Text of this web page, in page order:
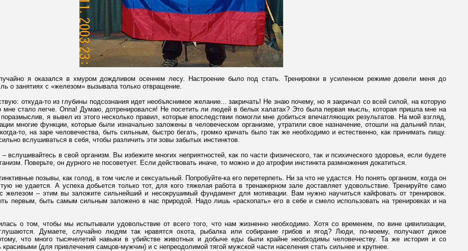
я оказался в хмуром дождливом осеннем лесу. Настроение было под стать. Тренировки в усиленном режиме довели меня до
о занятиях с «железом» вызывала только отвращение.
откуда-то из глубины подсознания идет необъяснимое желание... закричать! Не знаю почему, но я закричал со всей силой, на которую
мне стало легче. Оппа! Думаю, дотренировался! Не посетить ли людей в белых халатах? Это была первая мысль, которая пришла мне на
я вывел из этого несколько правил, которые впоследствии помогли мне добиться впечатляющих результатов. На мой взгляд,
многие функции, которые были изначально заложены в человеческом организме, утратили свое назначение, отошли на дальний план,
то, на заре человечества, быть сильным, быстро бегать, громко кричать было так же необходимо и естественно, как принимать пищу.
вслушиваться в себя, чтобы различить эти зовы забытых инстинктов.
вслушивайтесь в свой организм. Вы избежите многих неприятностей, как по части физического, так и психического здоровья, если будете
Поверьте, он дурного не посоветует. Если действовать иначе, то можно и до атрофии инстинкта размножения докатиться.
позывы, как голод, в том числе и сексуальный. Попробуйте-ка его перетерпеть. Ни за что не удастся. Но понять организм, когда он
не удается. А успеха добьется только тот, для кого тяжелая работа в тренажерном зале доставляет удовольствие. Тренируйте само
с железом – этим вы заложите сильнейший и несокрушимый фундамент для мотивации. Вам нужно научиться кайфовать от тренировок.
первым, быть самым сильным заложено в нас природой. Надо лишь «раскопать» его в себе и смело использовать на тренировках и на
о том, чтобы мы испытывали удовольствие от всего того, что нам жизненно необходимо. Хотя со временем, по вине цивилизации,
Думаете, случайно людям так нравятся охота, рыбалка или собирание грибов и ягод? Люди, по-моему, получают дикое
что много тысячелетий навыки в убийстве животных и добыче еды были крайне необходимы человечеству. Та же история и со
(для привлечения самцов-мужчин) и с непреодолимой тягой мужской части населения стать сильнее и крупнее.